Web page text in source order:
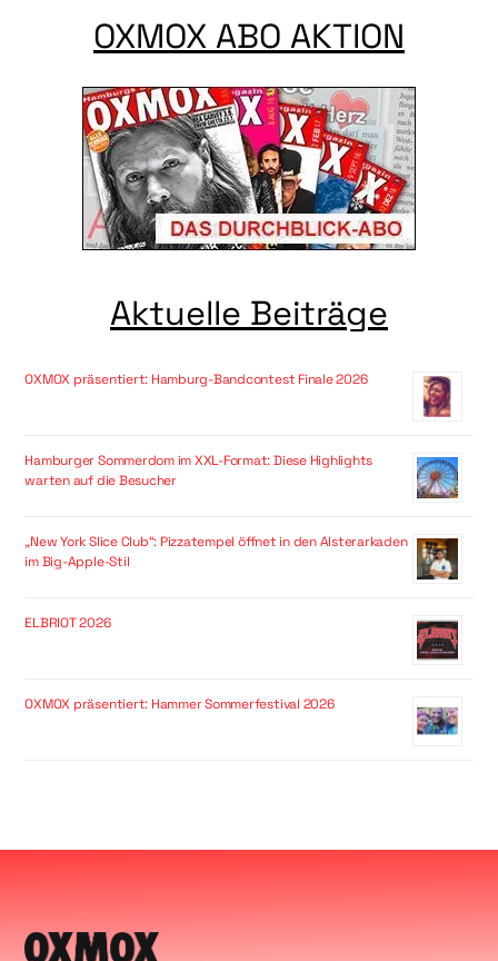
OXMOX ABO AKTION
Aktuelle Beiträge
OXMOX präsentiert: Hamburg-Bandcontest Finale 2026
Hamburger Sommerdom im XXL-Format: Diese Highlights
warten auf die Besucher
„New York Slice Club“: Pizzatempel öffnet in den Alsterarkaden
im Big-Apple-Stil
ELBRIOT 2026
OXMOX präsentiert: Hammer Sommerfestival 2026